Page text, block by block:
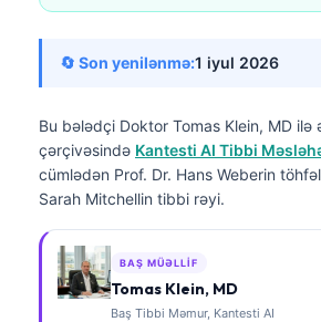
🔄 Son yenilənmə:1 iyul 2026
Bu bələdçi Doktor Tomas Klein, MD ilə
çərçivəsində Kantesti AI Tibbi
cümlədən Prof. Dr. Hans Weberin
Sarah Mitchellin tibbi rəyi.
BAŞ MÜƏLLIF
Tomas Klein, MD
Baş Tibbi Məmur, Kantesti AI